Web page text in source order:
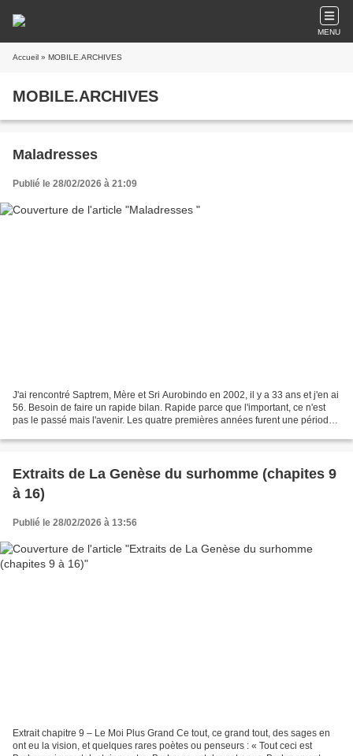
MENU
Accueil » MOBILE.ARCHIVES
MOBILE.ARCHIVES
Maladresses
Publié le 28/02/2026 à 21:09
J'ai rencontré Saptrem, Mère et Sri Aurobindo en 2002, il y a 33 ans et j'en ai
56. Besoin de faire un rapide bilan. Rapide parce que l'important, ce n'est
pas le passé mais l'avenir. Les quatre premières années furent une période
Extraits de La Genèse du surhomme (chapites 9
à 16)
Publié le 28/02/2026 à 13:56
Extrait chapitre 9 – Le Moi Plus Grand Ce tout, ce grand tout, des sages en
ont eu la vision, et quelques rares poètes ou penseurs : « Tout ceci est